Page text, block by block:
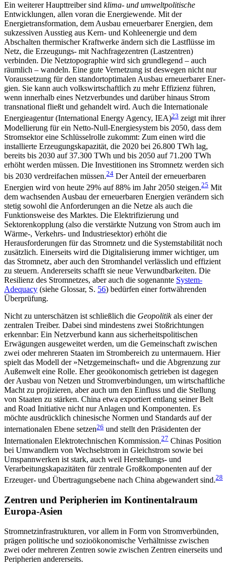
Ein weiterer Haupttreiber sind klima- und umwelt­politische
Entwicklungen, allen voran die Energie­wende. Mit der
Energietransformation, dem Ausbau erneuerbarer Energien, dem
sukzessiven Ausstieg aus Kern- und Kohleenergie und dem
Abschalten thermi­scher Kraftwerke ändern sich die Lastflüsse im
Netz, die Erzeugungs- mit Nachfragezentren (Lastzentren)
verbinden. Die Netztopographie wird sich grund­legend – auch
räumlich – wandeln. Eine gute Ver­netzung ist deswegen nicht nur
Voraussetzung für den standortoptimalen Ausbau erneuerbarer Ener­
gien. Sie kann auch volkswirtschaftlich zu mehr Effi­zienz führen,
wenn innerhalb eines Netzverbundes und darüber hinaus Strom
transnational fließt und gehandelt wird. Auch die Internationale
Energieagentur (International EnergyAgency, IEA)23 zeigt mit ihrer
Modellierung für ein Netto-Null-Energiesystem bis 2050, dass dem
Stromsektor eine Schlüsselrolle zukommt: Zum einen wird die
installierte Erzeugungskapazität, die 2020 bei 26.800 TWh lag,
bereits bis 2030 auf 37.300 TWh und bis 2050 auf 71.200 TWh
erhöht werden müssen. Die Investitionen ins Stromnetz werden sich
bis 2030 verdreifachen müssen.24 Der Anteil der erneuerbaren
Energien wird von heute 29% auf 88% im Jahr 2050 steigen.25 Mit
dem wachsenden Ausbau der erneuerbaren Energien verändern sich
stetig sowohl die Anforderungen an die Netze als auch die
Funktionsweise des Marktes. Die Elektrifizierung und
Sektorenkopplung (also die verstärkte Nutzung von Strom auch im
Wärme-, Ver­kehrs- und Industriesektor) erhöht die
Herausforderungen für das Stromnetz und die Systemstabilität noch
zusätzlich. Einerseits wird die Digitalisierung immer wichtiger, um
das Stromnetz, aber auch den Stromhandel verlässlich und effizient
zu steuern. Andererseits schafft sie neue Verwundbarkeiten. Die
Resilienz des Stromnetzes, aber auch die sogenannte System-
Adequacy (siehe Glossar, S. 56) bedürfen einer fortwährenden
Überprüfung.
Nicht zu unterschätzen ist schließlich die Geopolitikals einer der
zentralen Treiber. Dabei sind mindestens zwei Stoßrichtungen
erkennbar: Ein Netzverbund kann aus sicherheitspolitischen
Erwägungen ausge­weitet werden, um die Gemeinschaft zwischen
zwei oder mehreren Staaten im Strombereich zu untermauern. Hier
spielt das Modell der »Netzgemeinschaft« und die Abgrenzung zur
Außenwelt eine Rolle. Eher geoökonomisch getrieben ist dagegen
der Ausbau von Netzen und Stromverbindungen, um wirtschaftliche
Macht zu projizieren, aber auch um den Einfluss und die Stellung
von Staaten zu stärken. China etwa ex­portiert entlang seiner Belt
and Road Initiative nicht nur Anlagen und Komponenten. Es
möchte ausdrücklich chinesische Normen und Standards auf der
inter­nationalen Ebene setzen26 und stellt den Präsidenten der
Internationalen Elektrotechnischen Kommission.27 Chinas Position
bei Umwandlern von Wechselstrom in Gleichstrom sowie bei
Umspannwerken ist stark, auch weil Herstellungs- und
Verarbeitungs­kapazitäten für zentrale Großkomponenten auf der
Erzeuger- und Übertragungsebene nach China ab­gewandert sind.28
Zentren und Peripherien im Kontinentalraum
Europa-Asien
Stromnetzinfrastrukturen, vor allem in Form von Stromverbünden,
prägen politische und sozioökonomische Verhältnisse zwischen
zwei oder mehreren Zentren sowie zwischen Zentren einerseits und
Peri­pherien andererseits.